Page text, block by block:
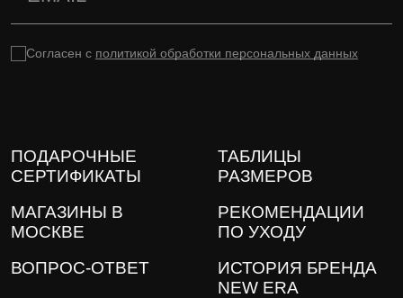
Согласен с политикой обработки персональных данных
ПОДАРОЧНЫЕ
СЕРТИФИКАТЫ
ТАБЛИЦЫ
РАЗМЕРОВ
МАГАЗИНЫ В
МОСКВЕ
РЕКОМЕНДАЦИИ
ПО УХОДУ
ВОПРОС-ОТВЕТ
ИСТОРИЯ БРЕНДА
NEW ERA